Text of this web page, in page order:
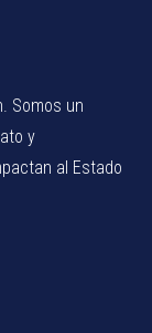
Somos un
y
al Estado